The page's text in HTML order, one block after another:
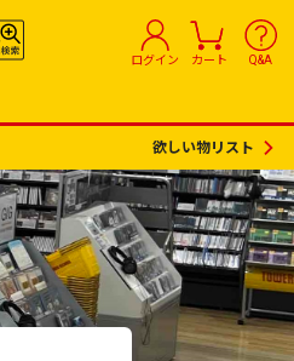
ログイン カート Q&A
欲しい物リスト